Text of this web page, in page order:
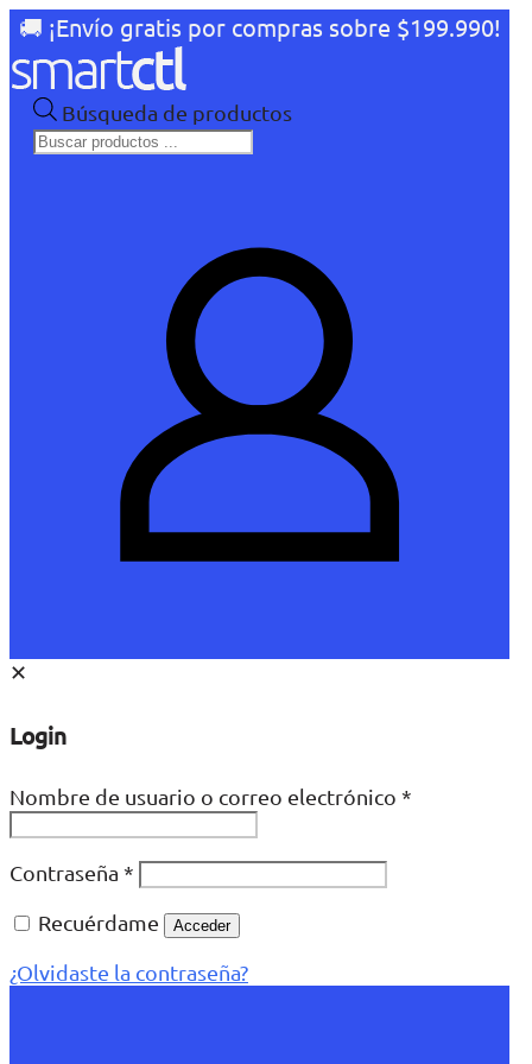
🚚 ¡Envío gratis por compras sobre $199.990!
Búsqueda de productos
✕
Login
Nombre de usuario o correo electrónico *
Contraseña *
Recuérdame
Acceder
¿Olvidaste la contraseña?